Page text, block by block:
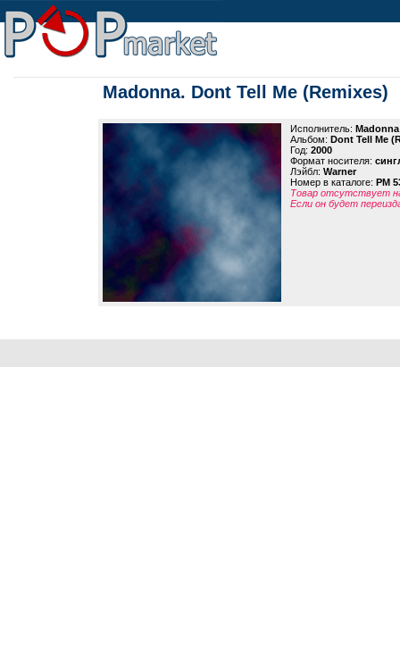
Madonna. Dont Tell Me (Remixes)
Исполнитель: Madonna
Альбом: Dont Tell Me
Год: 2000
Формат носителя:
Лэйбл: Warner
Номер в каталоге: PM
Товар отсутствует
Если он будет